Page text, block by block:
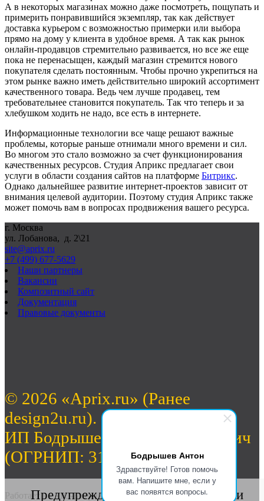
Бодрышев Антон
Здравствуйте! Готов помочь
вам. Напишите мне, если у
вас появятся вопросы.
А в некоторых магазинах можно даже посмотреть, пощупать и
примерить понравившийся экземпляр, так как действует
доставка курьером с возможностью примерки или выбора
прямо на дому у клиента в удобное время. А так как рынок
онлайн-продавцов стремительно развивается, но все же еще
пока не перенасыщен, каждый магазин стремится нового
покупателя сделать постоянным. Чтобы прочно укрепиться на
этом рынке важно иметь действительно широкий ассортимент
качественного товара. Ведь чем лучше продавец, тем
требовательнее становится покупатель. Так что теперь и за
хлебушком ходить не надо, все есть в интернете.
Информационные технологии все чаще решают важные
проблемы, которые раньше отнимали много времени и сил.
Во многом это стало возможно за счет функционирования
качественных ресурсов. Студия Априкс предлагает свои
услуги в области создания сайтов на платформе Битрикс.
Однако дальнейшее развитие интернет-проектов зависит от
внимания целевой аудитории. Поэтому студия Априкс также
может помочь вам в вопросах продвижения вашего ресурса.
г. Москва
ул. Лобанова, д. 2\21
site@aprix.ru
+7 (499) 677-5629
Наши партнеры
Вакансии
Композитный сайт
Документация
Правовые документы
© 2026 «Aprix.ru» (Ранее
design2u.ru).
ИП Бодрышев Антон Валерьевич
(ОГРНИП: 312774632701462)
Работает на «1С-Битрикс: Управление сайтом».
Предупреждение о сборе статистики